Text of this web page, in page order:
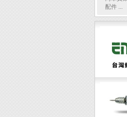
配件 ...